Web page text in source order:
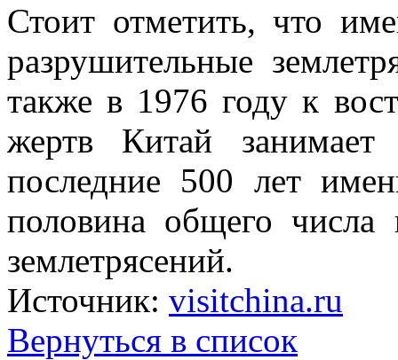
Стоит отметить, что
разрушительные
также в 1976 году к
жертв Китай занимает
последние 500 лет
половина общего
землетрясений.
Источник: visitchina.ru
Вернуться в список